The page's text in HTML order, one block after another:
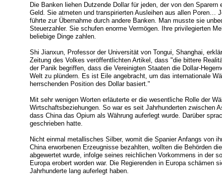
Die Banken liehen Dutzende Dollar für jeden, der von den
Geld. Sie atmeten und transpirierten Ausleihen aus allen Poren…
führte zur Übernahme durch andere Banken. Man musste sie
Steuerzahler. Sie schufen enorme Vermögen. Ihre privilegierten
beliebige Dinge zahlen.
Shi Jianxun, Professor der Universität von Tongui, Shanghai,
Zeitung des Volkes veröffentlichten Artikel, dass "die bittere
der Panik begriffen, dass die Vereinigten Staaten die Dollar-
Welt zu plündern. Es ist Eile angebracht, um das internationale
herrschenden Position des Dollar basiert."
Mit sehr wenigen Worten erläuterte er die wesentliche Rolle der
Wirtschaftsbeziehungen. So war es seit Jahrhunderten zwischen
dass China das Opium als Währung auferlegt wurde. Darüber
geschrieben hatte.
Nicht einmal metallisches Silber, womit die Spanier Anfangs von
China erworbenen Erzeugnisse bezahlten, wollten die Behörden
abgewertet wurde, infolge seines reichlichen Vorkommens in der
Europa erobert worden war. Die Regierenden in Europa schämen
Jahrhunderte lang auferlegt haben.